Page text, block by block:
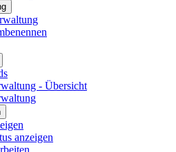
- Übersicht
anzeigen